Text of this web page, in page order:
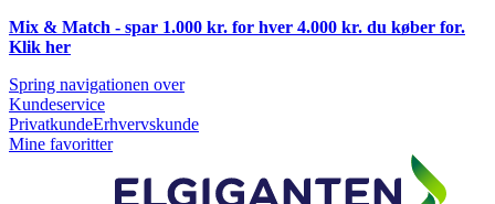
Mix & Match - spar 1.000 kr. for hver 4.000 kr. du køber for.
Klik her
Spring navigationen over
Kundeservice
PrivatkundeErhvervskunde
Mine favoritter